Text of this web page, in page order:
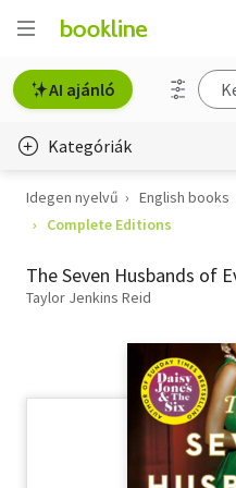
AI ajánló
Kategóriák
Életmód, egészség
Gyermek- és ifjúsági
Hobbi, szabadidő
Idegen nyelvű English books
Complete Editions
The Seven Husbands of
Taylor Jenkins Reid